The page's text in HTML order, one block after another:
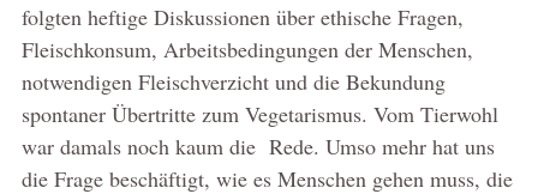
folgten heftige Diskussionen über ethische Fragen,
Fleischkonsum, Arbeitsbedingungen der Menschen,
notwendigen Fleischverzicht und die Bekundung
spontaner Übertritte zum Vegetarismus. Vom Tierwohl
war damals noch kaum die Rede. Umso mehr hat uns
die Frage beschäftigt, wie es Menschen gehen muss, die